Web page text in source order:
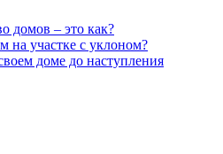
домов – это как?
на участке с уклоном?
доме до наступления